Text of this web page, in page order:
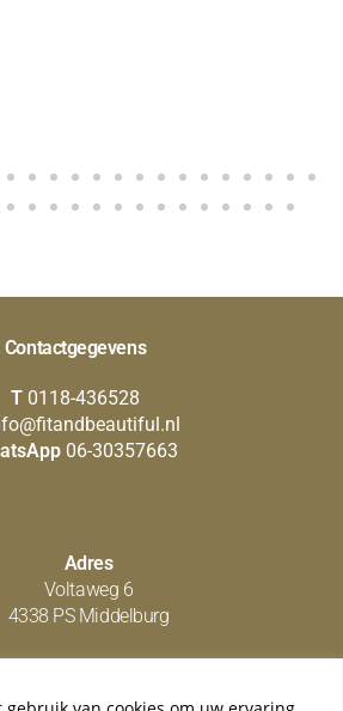
Contactgegevens
T 0118-436528
06-30357663
Adres
Voltaweg 6
4338 PS Middelburg